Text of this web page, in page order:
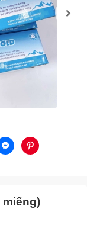
miếng)